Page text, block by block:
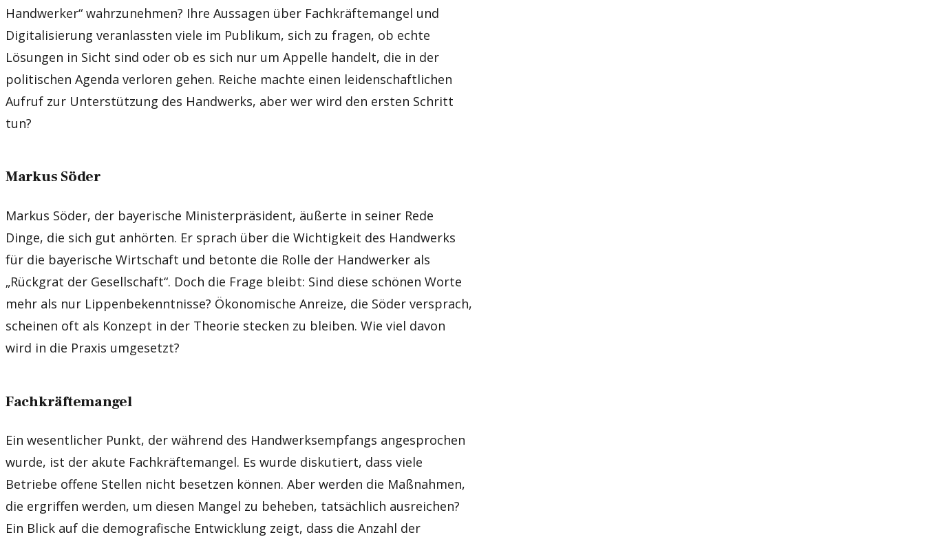
Handwerker“ wahrzunehmen? Ihre Aussagen über Fachkräftemangel und
Digitalisierung veranlassten viele im Publikum, sich zu fragen, ob echte
Lösungen in Sicht sind oder ob es sich nur um Appelle handelt, die in der
politischen Agenda verloren gehen. Reiche machte einen leidenschaftlichen
Aufruf zur Unterstützung des Handwerks, aber wer wird den ersten Schritt
tun?
Markus Söder
Markus Söder, der bayerische Ministerpräsident, äußerte in seiner Rede
Dinge, die sich gut anhörten. Er sprach über die Wichtigkeit des Handwerks
für die bayerische Wirtschaft und betonte die Rolle der Handwerker als
„Rückgrat der Gesellschaft“. Doch die Frage bleibt: Sind diese schönen Worte
mehr als nur Lippenbekenntnisse? Ökonomische Anreize, die Söder versprach,
scheinen oft als Konzept in der Theorie stecken zu bleiben. Wie viel davon
wird in die Praxis umgesetzt?
Fachkräftemangel
Ein wesentlicher Punkt, der während des Handwerksempfangs angesprochen
wurde, ist der akute Fachkräftemangel. Es wurde diskutiert, dass viele
Betriebe offene Stellen nicht besetzen können. Aber werden die Maßnahmen,
die ergriffen werden, um diesen Mangel zu beheben, tatsächlich ausreichen?
Ein Blick auf die demografische Entwicklung zeigt, dass die Anzahl der